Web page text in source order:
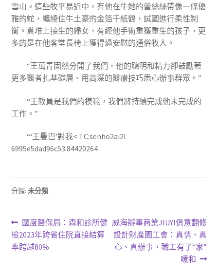
雪山。這些牧平易近中，有他在牛她的蕾絲絲帶像一條優
雅的蛇，纏繞住牛土豪的金箔千紙鶴，試圖進行柔性制
衡。糞堆上接生的婦女，有經他手術重獲重生的孩子，更
多的是在他客堂長椅上獲得過安慰的通俗牧人。
“王萬青固然分開了我們，他的聰明和精力卻鼓勵著
更多醫者扎基礎層、用高深的醫療技巧悉心辦事群眾。”
“王教員是我們的模範，我們將持續完成他未完成的
工作。”
“‘王曼巴’對我< TC:senho2ai2l
6995e5dad96c53.84420264
分類: 未分類
文
章
上
一
篇
國度醫保局：森和診所健
檢2023年跨省住院直接結算
率跨越80%
下
一
篇
威海辦事商業JIUYI俱意翻修
設計財產園工會：真情、真
心、真辦事，職工有了“家”
暖和